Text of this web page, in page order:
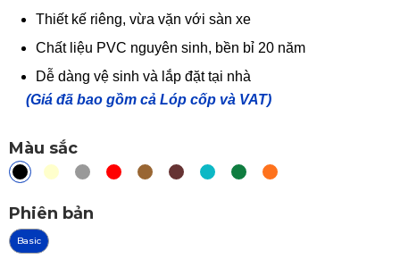
Thiết kế riêng, vừa vặn với sàn xe
Chất liệu PVC nguyên sinh, bền bỉ 20 năm
Dễ dàng vệ sinh và lắp đặt tại nhà
(Giá đã bao gồm cả Lóp cốp và VAT)
Màu sắc
Phiên bản
Basic